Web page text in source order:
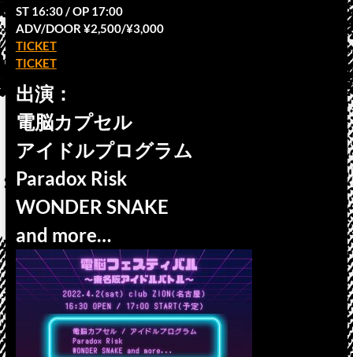
ST 16:30 / OP 17:00
ADV/DOOR ¥2,500/¥3,000
TICKET
TICKET
出演：
電脳カプセル
アイドルプログラム
Paradox Risk
WONDER SNAKE
and more…